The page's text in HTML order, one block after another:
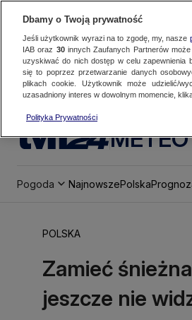
METEO
Pogoda NajnowszePolska
POLSKA
Zamieć
jeszcze nie
Dbamy o Twoją prywatność
Jeśli użytkownik wyrazi na to zgodę, my, nasze
IAB oraz 30innych Zaufanych Partnerów
uzyskiwać do nich dostęp w celu zapewnienia
się to poprzez przetwarzanie danych
plikach cookie. Użytkownik może udzielić/
uzasadniony interes w dowolnym momencie,
Polityka Prywatności